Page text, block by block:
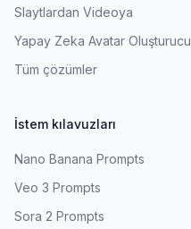
Slaytlardan Videoya
Yapay Zeka Avatar Oluşturucu
Tüm çözümler
İstem kılavuzları
Nano Banana Prompts
Veo 3 Prompts
Sora 2 Prompts